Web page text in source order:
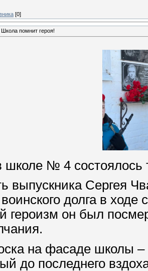
[0]
Школа помнит героя!
школе № 4 состоялось
выпускника Сергея
долга в
героизм он был
на фасаде школы –
до последнего